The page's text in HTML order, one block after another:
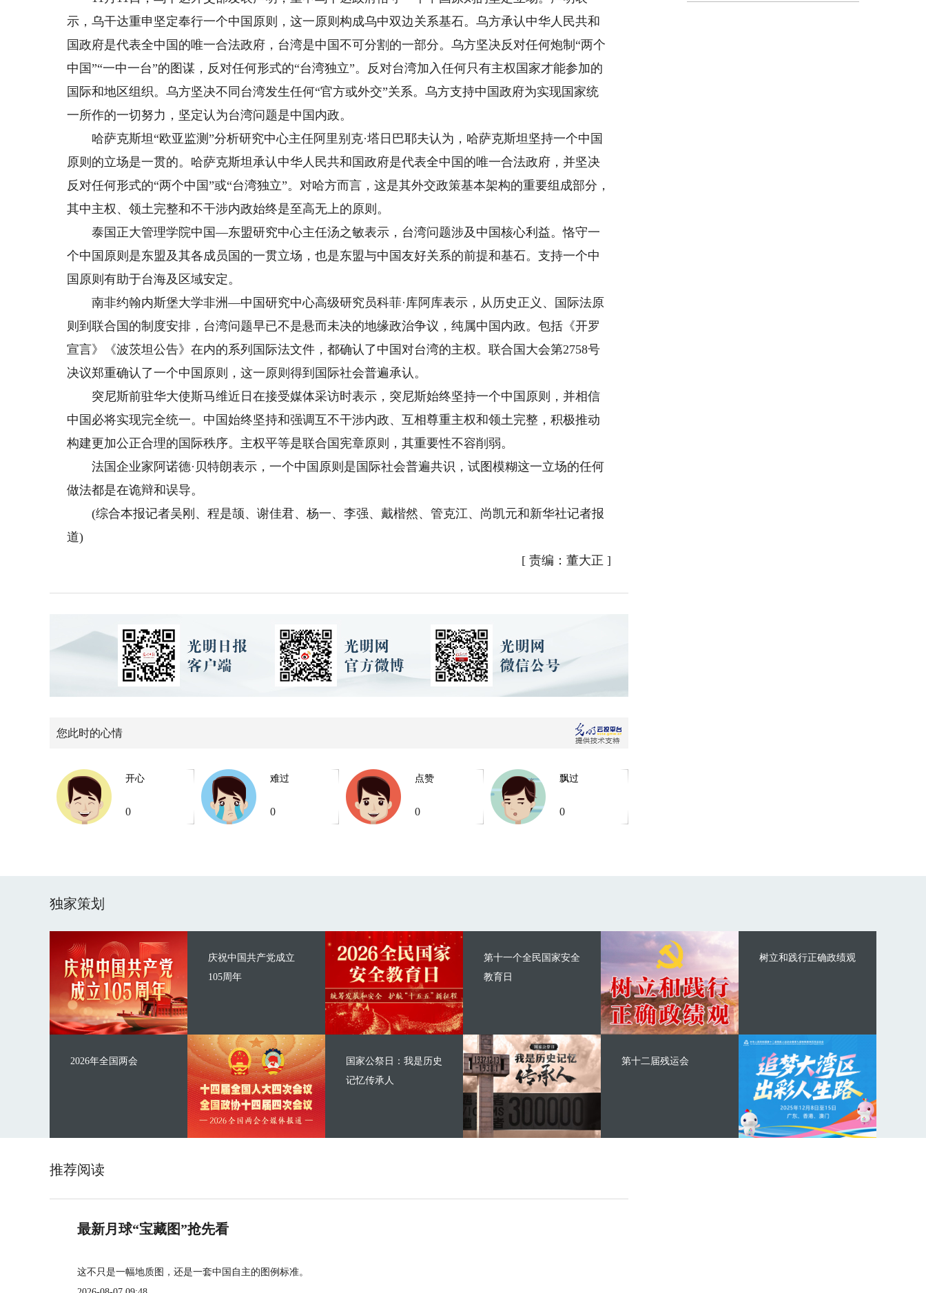
示，乌干达重申坚定奉行一个中国原则，这一原则构成乌中双边关系基石。乌方承认中华人民共和
国政府是代表全中国的唯一合法政府，台湾是中国不可分割的一部分。乌方坚决反对任何炮制“两个
中国”“一中一台”的图谋，反对任何形式的“台湾独立”。反对台湾加入任何只有主权国家才能参加的
国际和地区组织。乌方坚决不同台湾发生任何“官方或外交”关系。乌方支持中国政府为实现国家统
一所作的一切努力，坚定认为台湾问题是中国内政。
哈萨克斯坦“欧亚监测”分析研究中心主任阿里别克·塔日巴耶夫认为，哈萨克斯坦坚持一个中国
原则的立场是一贯的。哈萨克斯坦承认中华人民共和国政府是代表全中国的唯一合法政府，并坚决
反对任何形式的“两个中国”或“台湾独立”。对哈方而言，这是其外交政策基本架构的重要组成部分，
其中主权、领土完整和不干涉内政始终是至高无上的原则。
泰国正大管理学院中国—东盟研究中心主任汤之敏表示，台湾问题涉及中国核心利益。恪守一
个中国原则是东盟及其各成员国的一贯立场，也是东盟与中国友好关系的前提和基石。支持一个中
国原则有助于台海及区域安定。
南非约翰内斯堡大学非洲—中国研究中心高级研究员科菲·库阿库表示，从历史正义、国际法原
则到联合国的制度安排，台湾问题早已不是悬而未决的地缘政治争议，纯属中国内政。包括《开罗
宣言》《波茨坦公告》在内的系列国际法文件，都确认了中国对台湾的主权。联合国大会第2758号
决议郑重确认了一个中国原则，这一原则得到国际社会普遍承认。
突尼斯前驻华大使斯马维近日在接受媒体采访时表示，突尼斯始终坚持一个中国原则，并相信
中国必将实现完全统一。中国始终坚持和强调互不干涉内政、互相尊重主权和领土完整，积极推动
构建更加公正合理的国际秩序。主权平等是联合国宪章原则，其重要性不容削弱。
法国企业家阿诺德·贝特朗表示，一个中国原则是国际社会普遍共识，试图模糊这一立场的任何
做法都是在诡辩和误导。
(综合本报记者吴刚、程是颉、谢佳君、杨一、李强、戴楷然、管克江、尚凯元和新华社记者报
道)
[ 责编：董大正 ]
您此时的心情
开心
0
难过
0
点赞
0
飘过
0
独家策划
庆祝中国共产党成立
105周年
2026年全国两会
第十一个全民国家安全
教育日
国家公祭日：我是历史
记忆传承人
树立和践行正确政绩观
第十二届残运会
推荐阅读
最新月球“宝藏图”抢先看
这不只是一幅地质图，还是一套中国自主的图例标准。